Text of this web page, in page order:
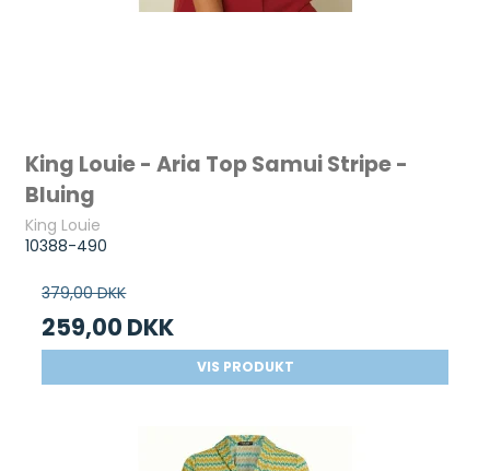
King Louie - Aria Top Samui Stripe -
Bluing
King Louie
10388-490
379,00 DKK
259,00 DKK
VIS PRODUKT